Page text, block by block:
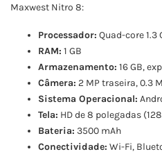
Maxwest Nitro 8:
Processador: Quad-core 1.3
RAM: 1 GB
Armazenamento: 16 GB,
Câmera: 2 MP traseira, 0.3
Sistema Operacional:
Tela: HD de 8 polegadas
Bateria: 3500 mAh
Conectividade: Wi-Fi,